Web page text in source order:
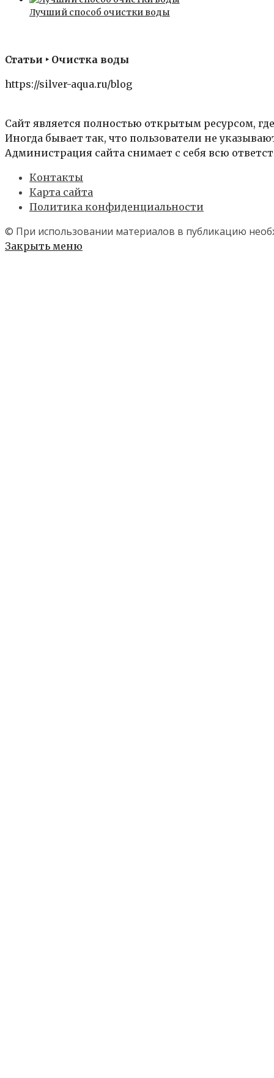
Лучший способ очистки воды
Статьи ‣ Очистка воды
https://silver-aqua.ru/blog
Сайт является полностью открытым ресурсом,
Иногда бывает так, что пользователи не
Администрация сайта снимает с себя всю
Контакты
Карта сайта
Политика конфиденциальности
© При использовании материалов в публикацию
Закрыть меню